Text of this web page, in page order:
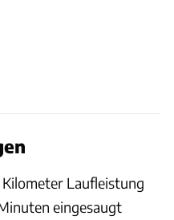
Laufleistung
eingesaugt